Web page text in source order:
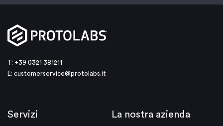
T: +39 0321 381211
E: customerservice@protolabs.it
Servizi La nostra azienda